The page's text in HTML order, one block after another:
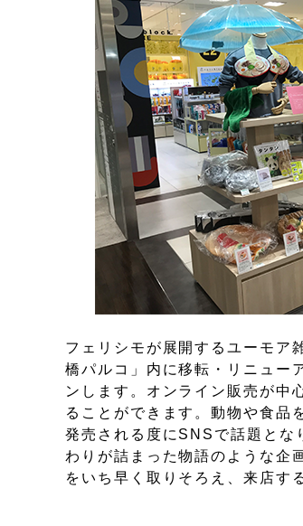
フェリシモが展開するユーモア
橋パルコ」内に移転・リニュー
ンします。オンライン販売が中
ることができます。動物や食品
発売される度にSNSで話題とな
わりが詰まった物語のような企
をいち早く取りそろえ、来店す